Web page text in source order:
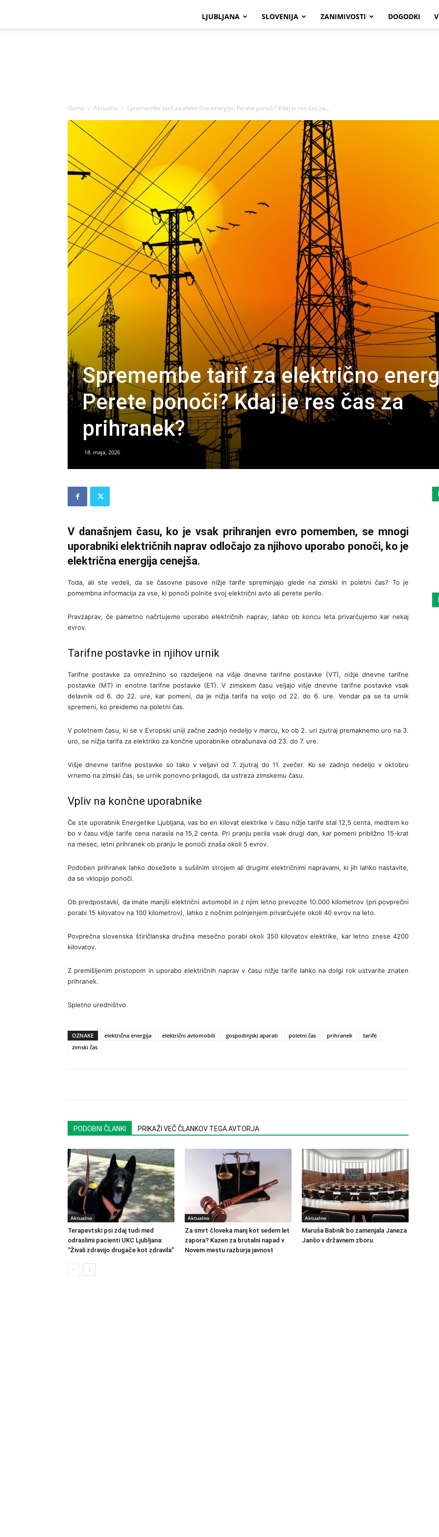
LJUBLJANA SLOVENIJA ZANIMIVOSTI DOGODKI
Doma Aktualno Spremembe tarif za električno energijo: Perete ponoči? Kdaj je res čas za...
Spremembe tarif za električno
Perete ponoči? Kdaj je res čas za
prihranek?
18. maja, 2026
V današnjem času, ko je vsak prihranjen evro pomemben, se mnogi
uporabniki električnih naprav odločajo za njihovo uporabo ponoči, ko je
električna energija cenejša.
Toda, ali ste vedeli, da se časovne pasove nižje tarife spreminjajo glede na zimski in poletni čas? To je
pomembna informacija za vse, ki ponoči polnite svoj električni avto ali perete perilo.
Pravzaprav, če pametno načrtujemo uporabo električnih naprav, lahko ob koncu leta privarčujemo kar nekaj
evrov.
Tarifne postavke in njihov urnik
Tarifne postavke za omrežnino so razdeljene na višje dnevne tarifne postavke (VT), nižje dnevne tarifne
postavke (MT) in enotne tarifne postavke (ET). V zimskem času veljajo višje dnevne tarifne postavke vsak
delavnik od 6. do 22. ure, kar pomeni, da je nižja tarifa na voljo od 22. do 6. ure. Vendar pa se ta urnik
spremeni, ko preidemo na poletni čas.
V poletnem času, ki se v Evropski uniji začne zadnjo nedeljo v marcu, ko ob 2. uri zjutraj premaknemo uro na 3.
uro, se nižja tarifa za elektriko za končne uporabnike obračunava od 23. do 7. ure.
Višje dnevne tarifne postavke so tako v veljavi od 7. zjutraj do 11. zvečer. Ko se zadnjo nedeljo v oktobru
vrnemo na zimski čas, se urnik ponovno prilagodi, da ustreza zimskemu času.
Vpliv na končne uporabnike
Če ste uporabnik Energetike Ljubljana, vas bo en kilovat elektrike v času nižje tarife stal 12,5 centa, medtem ko
bo v času višje tarife cena narasla na 15,2 centa. Pri pranju perila vsak drugi dan, kar pomeni približno 15-krat
na mesec, letni prihranek ob pranju le ponoči znaša okoli 5 evrov.
Podoben prihranek lahko dosežete s sušilnim strojem ali drugimi električnimi napravami, ki jih lahko nastavite,
da se vklopijo ponoči.
Ob predpostavki, da imate manjši električni avtomobil in z njim letno prevozite 10.000 kilometrov (pri povprečni
porabi 15 kilovatov na 100 kilometrov), lahko z nočnim polnjenjem privarčujete okoli 40 evrov na leto.
Povprečna slovenska štiričlanska družina mesečno porabi okoli 350 kilovatov elektrike, kar letno znese 4200
kilovatov.
Z premišljenim pristopom in uporabo električnih naprav v času nižje tarife lahko na dolgi rok ustvarite znaten
prihranek.
Spletno uredništvo
OZNAKE električna energija električni avtomobili gospodinjski aparati poletni čas prihranek
tarife
zimski čas
PODOBNI ČLANKI PRIKAŽI VEČ ČLANKOV TEGA AVTORJA
Aktualno
Terapevtski psi zdaj tudi med
odraslimi pacienti UKC Ljubljana:
“Živali zdravijo drugače kot zdravila”
Aktualno
Za smrt človeka manj kot sedem let
zapora? Kazen za brutalni napad v
Novem mestu razburja javnost
Aktualno
Maruša Babnik bo zamenjala Janeza
Janšo v državnem zboru